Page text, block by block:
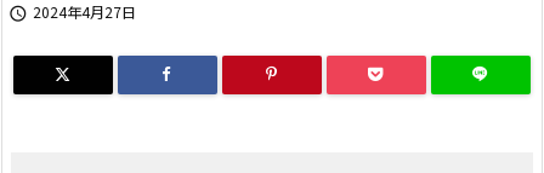

検索
 2024年4月27日